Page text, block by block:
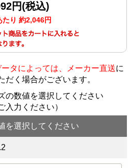
円(税込)
たり 約2,046円
タによっては、メーカー直送に
だく場合がございます。
の数値を選択してください
入力ください）
を選択してください